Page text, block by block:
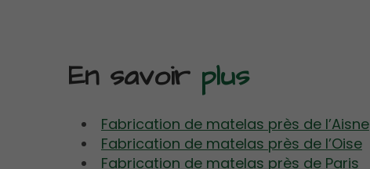
En savoir plus
Fabrication de matelas près de l’Aisne
Fabrication de matelas près de l’Oise
Fabrication de matelas près de Paris